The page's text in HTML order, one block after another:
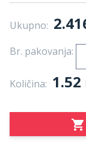
Ukupno:
Br. pakovanja:
Količina: 1.52